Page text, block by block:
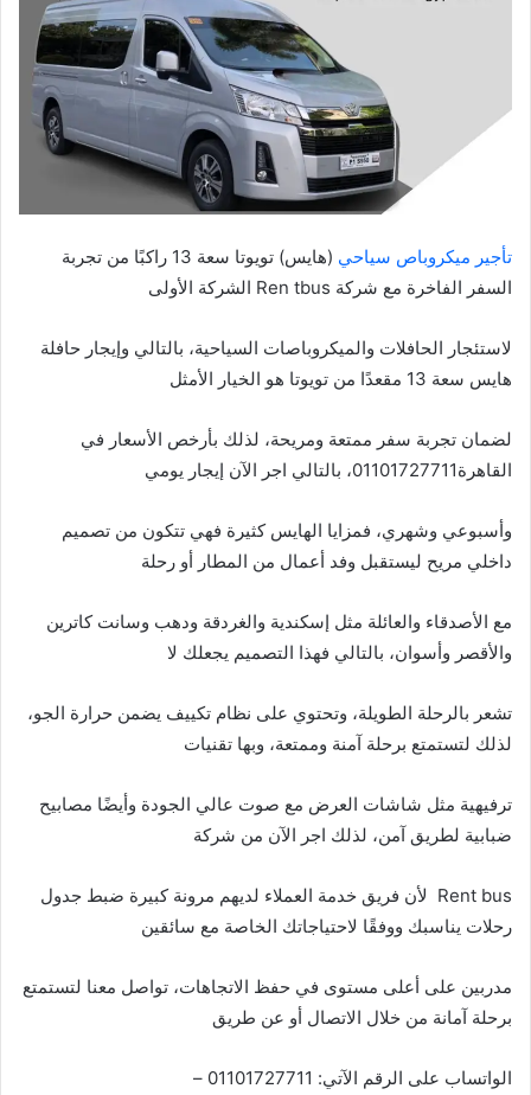
تأجير ميكروباص سياحي
(هايس) تويوتا سعة 13 راكبًا من تجربة
السفر الفاخرة مع شركة Ren tbus الشركة الأولى
لاستئجار الحافلات والميكروباصات السياحية، بالتالي وإيجار حافلة
هايس سعة 13 مقعدًا من تويوتا هو الخيار الأمثل
لضمان تجربة سفر ممتعة ومريحة، لذلك بأرخص الأسعار في
القاهرة01101727711، بالتالي اجر الآن إيجار يومي
وأسبوعي وشهري، فمزايا الهايس كثيرة فهي تتكون من تصميم
داخلي مريح ليستقبل وفد أعمال من المطار أو رحلة
مع الأصدقاء والعائلة مثل إسكندية والغردقة ودهب وسانت كاترين
والأقصر وأسوان، بالتالي فهذا التصميم يجعلك لا
تشعر بالرحلة الطويلة، وتحتوي على نظام تكييف يضمن حرارة الجو،
لذلك لتستمتع برحلة آمنة وممتعة، وبها تقنيات
ترفيهية مثل شاشات العرض مع صوت عالي الجودة وأيضًا مصابيح
ضبابية لطريق آمن، لذلك اجر الآن من شركة
Rent bus لأن فريق خدمة العملاء لديهم مرونة كبيرة ضبط جدول
رحلات يناسبك ووفقًا لاحتياجاتك الخاصة مع سائقين
مدربين على أعلى مستوى في حفظ الاتجاهات، تواصل معنا لتستمتع
برحلة آمانة من خلال الاتصال أو عن طريق
الواتساب على الرقم الآتي: 01101727711 –